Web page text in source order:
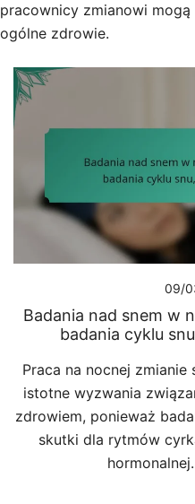
pracownicy zmianowi
ogólne zdrowie.
09/
Badania nad snem w
badania cyklu
Praca na nocnej
istotne wyzwania
zdrowiem, ponieważ
skutki dla rytmów